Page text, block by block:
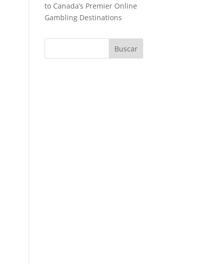
to Canada’s Premier Online
Gambling Destinations